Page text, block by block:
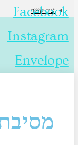
צור קשר
Facebook
Instagram
Envelope